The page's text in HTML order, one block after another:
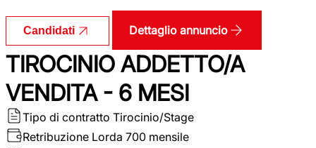
Candidati Dettaglio annuncio
TIROCINIO ADDETTO/A
VENDITA - 6 MESI
Tipo di contratto Tirocinio/Stage
Retribuzione Lorda 700 mensile